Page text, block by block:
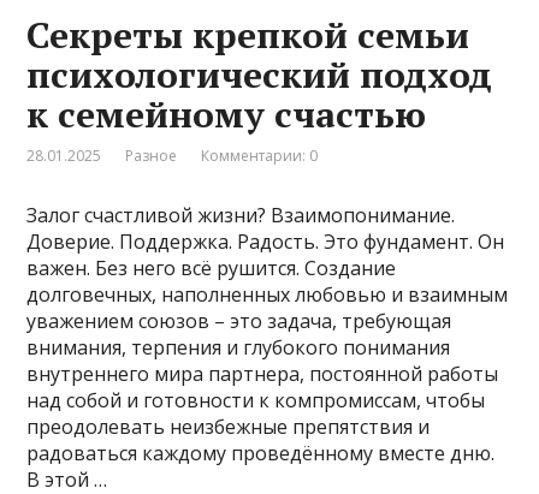
Секреты крепкой семьи
психологический подход
к семейному счастью
28.01.2025 Разное Комментарии: 0
Залог счастливой жизни? Взаимопонимание.
Доверие. Поддержка. Радость. Это фундамент. Он
важен. Без него всё рушится. Создание
долговечных, наполненных любовью и взаимным
уважением союзов – это задача, требующая
внимания, терпения и глубокого понимания
внутреннего мира партнера, постоянной работы
над собой и готовности к компромиссам, чтобы
преодолевать неизбежные препятствия и
радоваться каждому проведённому вместе дню.
В этой …